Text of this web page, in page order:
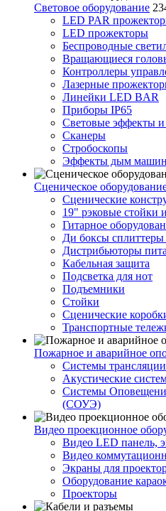
Световое оборудование
LED PAR
LED прожекторы
Беспроводные
Вращающиеся
Контроллеры
Лазерные
Линейки LED BAR
Приборы IP65
Световые эффекты
Сканеры
Стробоскопы
Эффекты дым
Сценическое
Сценические
19" рэковые стойки
Гитарное
Ди боксы
Дистрибьюторы
Кабельная защита
Подсветка для нот
Подъемники
Стойки
Сценические
Транспортные
Пожарное и аварийное
Cистемы
Акустические
Системы
(СОУЭ)
Видео проекционное
Видео LED панель,
Видео
Экраны для
Оборудование
Проекторы